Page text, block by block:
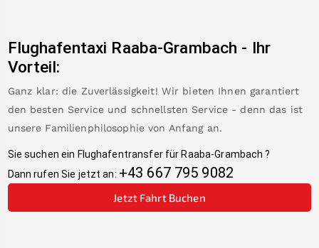
Flughafentaxi Raaba-Grambach - Ihr
Vorteil:
Ganz klar: die Zuverlässigkeit! Wir bieten Ihnen garantiert
den besten Service und schnellsten Service - denn das ist
unsere Familienphilosophie von Anfang an.
Sie suchen ein Flughafentransfer für Raaba-Grambach ?
Dann rufen Sie jetzt an: +43 667 795 9082
Jetzt Fahrt Buchen